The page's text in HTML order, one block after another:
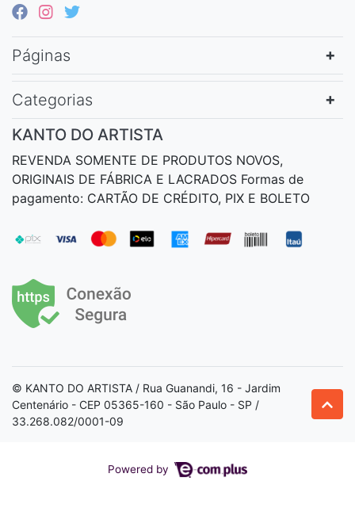
Páginas
Categorias
KANTO DO ARTISTA
REVENDA SOMENTE DE PRODUTOS NOVOS,
ORIGINAIS DE FÁBRICA E LACRADOS Formas de
pagamento: CARTÃO DE CRÉDITO, PIX E BOLETO
© KANTO DO ARTISTA / Rua Guanandi, 16 - Jardim
Centenário - CEP 05365-160 - São Paulo - SP /
33.268.082/0001-09
Powered by